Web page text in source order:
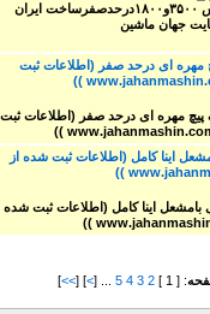
مهره ای درحد صفر (اطلاعات ثبت
بامشعل اینا کامل (اطلاعات ثبت شده از
: [ 1 ]
2
3
4
5
... [
>
] [
>>
]